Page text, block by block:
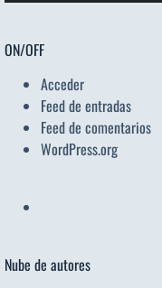
ON/OFF
Acceder
Feed de entradas
Feed de comentarios
WordPress.org
Nube de autores